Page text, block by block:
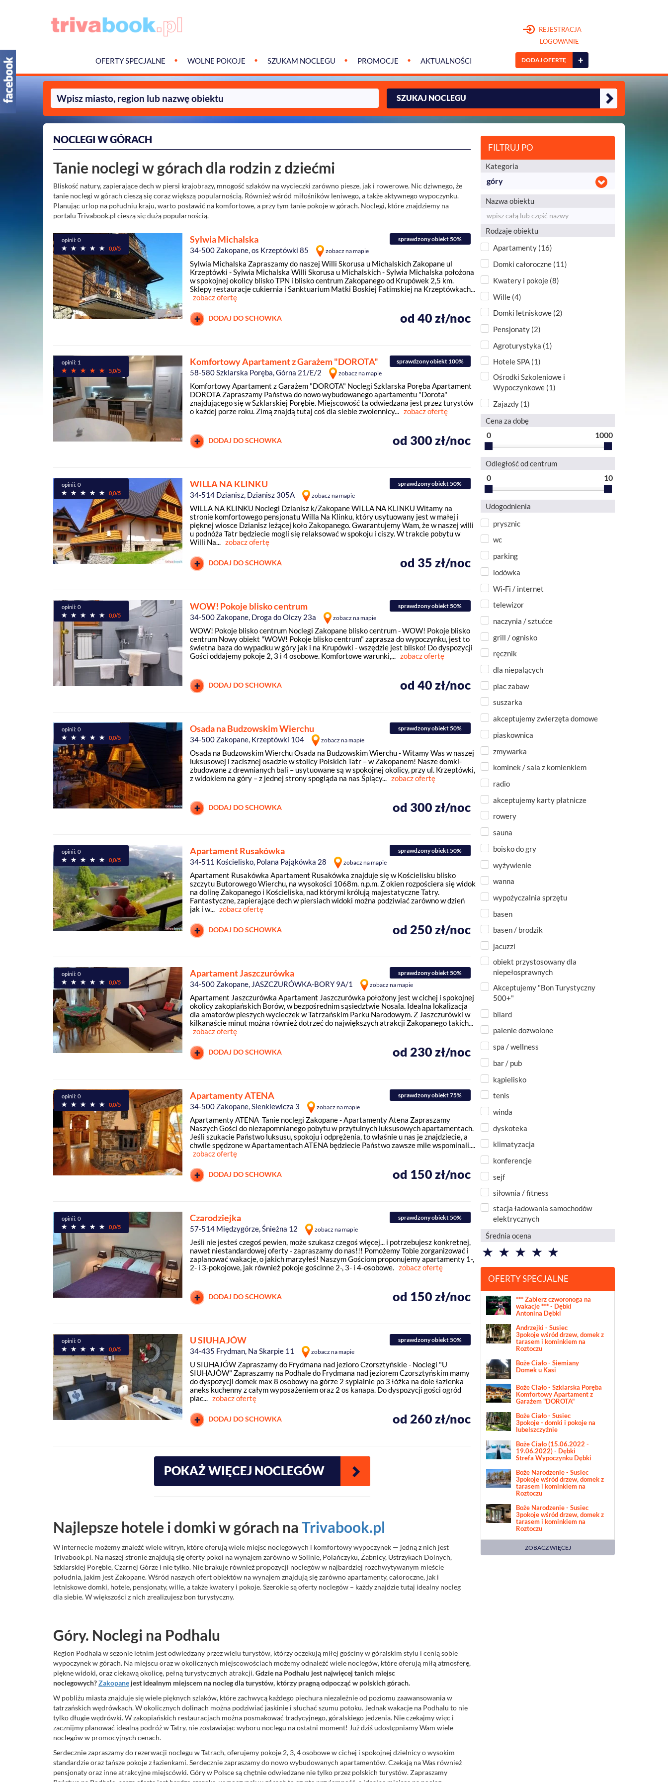
OFERTY SPECJALNE WOLNE POKOJE SZUKAM NOCLEGU PROMOCJE AKTUALNOŚCI
REJESTRACJA
LOGOWANIE
DODAJ OFERTĘ +
SZUKAJ NOCLEGU
NOCLEGI W GÓRACH
Tanie noclegi w górach dla rodzin z dziećmi
Bliskość natury, zapierające dech w piersi krajobrazy, mnogość szlaków na wycieczki zarówno piesze, jak i rowerowe. Nic dziwnego, że
tanie noclegi w górach cieszą się coraz większą popularnością. Również wśród miłośników leniwego, a także aktywnego wypoczynku.
Planując urlop na południu kraju, warto postawić na komfortowe, a przy tym tanie pokoje w górach. Noclegi, które znajdziemy na
portalu Trivabook.pl cieszą się dużą popularnością.
opinii: 0
0,0/5
Sylwia Michalska sprawdzony obiekt 50%
34-500 Zakopane, os Krzeptówki 85 zobacz na mapie
Sylwia Michalska Zapraszamy do naszej Willi Skorusa u Michalskich Zakopane ul
Krzeptówki - Sylwia Michalska Willi Skorusa u Michalskich - Sylwia Michalska położona
w spokojnej okolicy blisko TPN i blisko centrum Zakopanego od Krupówek 2,5 km.
Sklepy restauracje cukiernia i Sanktuarium Matki Boskiej Fatimskiej na Krzeptówkach...
zobacz ofertę
DODAJ DO SCHOWKA od 40 zł/noc
opinii: 1
5,0/5
Komfortowy Apartament z Garażem "DOROTA" sprawdzony obiekt 100%
58-580 Szklarska Poręba, Górna 21/E/2 zobacz na mapie
Komfortowy Apartament z Garażem "DOROTA" Noclegi Szklarska Poręba Apartament
DOROTA Zapraszamy Państwa do nowo wybudowanego apartamentu "Dorota"
znajdującego się w Szklarskiej Porębie. Miejscowość ta odwiedzana jest przez turystów
o każdej porze roku. Zimą znajdą tutaj coś dla siebie zwolennicy... zobacz ofertę
DODAJ DO SCHOWKA od 300 zł/noc
opinii: 0
0,0/5
WILLA NA KLINKU sprawdzony obiekt 50%
34-514 Dzianisz, Dzianisz 305A zobacz na mapie
WILLA NA KLINKU Noclegi Dzianisz k/Zakopane WILLA NA KLINKU Witamy na
stronie komfortowego pensjonatu Willa Na Klinku, który usytuowany jest w małej i
pięknej wiosce Dzianisz leżącej koło Zakopanego. Gwarantujemy Wam, że w naszej willi
u podnóża Tatr będziecie mogli się relaksować w spokoju i ciszy. W trakcie pobytu w
Willi Na... zobacz ofertę
DODAJ DO SCHOWKA od 35 zł/noc
opinii: 0
0,0/5
WOW! Pokoje blisko centrum sprawdzony obiekt 50%
34-500 Zakopane, Droga do Olczy 23a zobacz na mapie
WOW! Pokoje blisko centrum Noclegi Zakopane blisko centrum - WOW! Pokoje blisko
centrum Nowy obiekt "WOW! Pokoje blisko centrum" zaprasza do wypoczynku, jest to
świetna baza do wypadku w góry jak i na Krupówki - wszędzie jest blisko! Do dyspozycji
Gości oddajemy pokoje 2, 3 i 4 osobowe. Komfortowe warunki,... zobacz ofertę
DODAJ DO SCHOWKA od 40 zł/noc
opinii: 0
0,0/5
Osada na Budzowskim Wierchu sprawdzony obiekt 50%
34-500 Zakopane, Krzeptówki 104 zobacz na mapie
Osada na Budzowskim Wierchu Osada na Budzowskim Wierchu - Witamy Was w naszej
luksusowej i zacisznej osadzie w stolicy Polskich Tatr – w Zakopanem! Nasze domki-
zbudowane z drewnianych bali – usytuowane są w spokojnej okolicy, przy ul. Krzeptówki,
z widokiem na góry – z jednej strony spogląda na nas Śpiący... zobacz ofertę
DODAJ DO SCHOWKA od 300 zł/noc
opinii: 0
0,0/5
Apartament Rusakówka sprawdzony obiekt 50%
34-511 Kościelisko, Polana Pająkówka 28 zobacz na mapie
Apartament Rusakówka Apartament Rusakówka znajduje się w Kościelisku blisko
szczytu Butorowego Wierchu, na wysokości 1068m. n.p.m. Z okien rozpościera się widok
na dolinę Zakopanego i Kościeliska, nad którymi królują majestatyczne Tatry.
Fantastyczne, zapierające dech w piersiach widoki można podziwiać zarówno w dzień
jak i w... zobacz ofertę
DODAJ DO SCHOWKA od 250 zł/noc
opinii: 0
0,0/5
Apartament Jaszczurówka sprawdzony obiekt 50%
34-500 Zakopane, JASZCZURÓWKA-BORY 9A/1 zobacz na mapie
Apartament Jaszczurówka Apartament Jaszczurówka położony jest w cichej i spokojnej
okolicy zakopiańskich Borów, w bezpośrednim sąsiedztwie Nosala. Idealna lokalizacja
dla amatorów pieszych wycieczek w Tatrzańskim Parku Narodowym. Z Jaszczurówki w
kilkanaście minut można również dotrzeć do największych atrakcji Zakopanego takich...
zobacz ofertę
DODAJ DO SCHOWKA od 230 zł/noc
opinii: 0
0,0/5
Apartamenty ATENA sprawdzony obiekt 75%
34-500 Zakopane, Sienkiewicza 3 zobacz na mapie
Apartamenty ATENA Tanie noclegi Zakopane - Apartamenty Atena Zapraszamy
Naszych Gości do niezapomnianego pobytu w przytulnych luksusowych apartamentach.
Jeśli szukacie Państwo luksusu, spokoju i odprężenia, to właśnie u nas je znajdziecie, a
chwile spędzone w Apartamentach ATENA będziecie Państwo zawsze mile wspominali....
zobacz ofertę
DODAJ DO SCHOWKA od 150 zł/noc
opinii: 0
0,0/5
Czarodziejka sprawdzony obiekt 50%
57-514 Międzygórze, Śnieżna 12 zobacz na mapie
Jeśli nie jesteś czegoś pewien, może szukasz czegoś więcej... i potrzebujesz konkretnej,
nawet niestandardowej oferty - zapraszamy do nas!!! Pomożemy Tobie zorganizować i
zaplanować wakacje, o jakich marzyłeś! Naszym Gościom proponujemy apartamenty 1-,
2- i 3-pokojowe, jak również pokoje gościnne 2-, 3- i 4-osobowe. zobacz ofertę
DODAJ DO SCHOWKA od 150 zł/noc
opinii: 0
0,0/5
U SIUHAJÓW sprawdzony obiekt 50%
34-435 Frydman, Na Skarpie 11 zobacz na mapie
U SIUHAJÓW Zapraszamy do Frydmana nad jezioro Czorsztyńskie - Noclegi "U
SIUHAJÓW" Zapraszamy na Podhale do Frydmana nad jeziorem Czorsztyńskim mamy
do dyspozycji domek max 8 osobowy na górze 2 sypialnie po 3 łóżka na dole łazienka
aneks kuchenny z całym wyposażeniem oraz 2 os kanapa. Do dyspozycji gości ogród
plac... zobacz ofertę
DODAJ DO SCHOWKA od 260 zł/noc
POKAŻ WIĘCEJ NOCLEGÓW
Najlepsze hotele i domki w górach na Trivabook.pl
W internecie możemy znaleźć wiele witryn, które oferują wiele miejsc noclegowych i komfortowy wypoczynek — jedną z nich jest
Trivabook.pl. Na naszej stronie znajdują się oferty pokoi na wynajem zarówno w Solinie, Polańczyku, Żabnicy, Ustrzykach Dolnych,
Szklarskiej Porębie, Czarnej Górze i nie tylko. Nie brakuje również propozycji noclegów w najbardziej rozchwytywanym mieście
południa, jakim jest Zakopane. Wśród naszych ofert obiektów na wynajem znajdują się zarówno apartamenty, całoroczne, jak i
letniskowe domki, hotele, pensjonaty, wille, a także kwatery i pokoje. Szerokie sąoferty noclegów – każdy znajdzie tutaj idealny nocleg
dla siebie. W większości z nich zrealizujesz bon turystyczny.
Góry. Noclegi na Podhalu
Region Podhala w sezonie letnim jest odwiedzany przez wielu turystów, którzy oczekują miłej gościny w góralskim stylu i cenią sobie
wypoczynek w górach. Na miejscu oraz w okolicznych miejscowościach możemy odnaleźć wiele noclegów, które oferują miłą atmosferę,
piękne widoki, oraz ciekawą okolicę, pełną turystycznych atrakcji.Gdzie na Podhalu jest najwięcej tanich miejsc
noclegowych?Zakopane jest idealnym miejscem na nocleg dla turystów, którzy pragną odpocząć w polskich górach.
W pobliżu miasta znajduje się wiele pięknych szlaków, które zachwycą każdego piechura niezależnie od poziomu zaawansowania w
tatrzańskich wędrówkach. W okolicznych dolinach można podziwiać jaskinie i słuchać szumu potoku. Jednak wakacje na Podhalu to nie
tylko długie wędrówki. W zakopiańskich restauracjach można posmakować tradycyjnego, góralskiego jedzenia. Nie czekajmy więc i
zacznijmy planować idealną podróż w Tatry, nie zostawiając wyboru noclegu na ostatni moment! Już dziś udostępniamy Wam wiele
noclegów w promocyjnych cenach.
Serdecznie zapraszamy do rezerwacji noclegu w Tatrach, oferujemy pokoje 2, 3, 4 osobowe w cichej i spokojnej dzielnicy o wysokim
standardzie oraz tańsze pokoje z łazienkami. Serdecznie zapraszamy do nowo wybudowanych apartamentów. Czekają na Was również
pensjonaty oraz inne atrakcyjne miejscówki. Góry w Polsce są chętnie odwiedzane nie tylko przez polskich turystów. Zapraszamy
FILTRUJ PO
Kategoria
góry
Nazwa obiektu
Rodzaje obiektu
Apartamenty (16)
Domki całoroczne (11)
Kwatery i pokoje (8)
Wille (4)
Domki letniskowe (2)
Pensjonaty (2)
Agroturystyka (1)
Hotele SPA (1)
Ośrodki Szkoleniowe i
Wypoczynkowe (1)
Zajazdy (1)
Cena za dobę
0 1000
Odległość od centrum
0 10
Udogodnienia
prysznic
wc
parking
lodówka
Wi-Fi / internet
telewizor
naczynia / sztućce
grill / ognisko
ręcznik
dla niepalących
plac zabaw
suszarka
akceptujemy zwierzęta domowe
piaskownica
zmywarka
kominek / sala z komienkiem
radio
akceptujemy karty płatnicze
rowery
sauna
boisko do gry
wyżywienie
wanna
wypożyczalnia sprzętu
basen
basen / brodzik
jacuzzi
obiekt przystosowany dla
niepełosprawnych
Akceptujemy "Bon Turystyczny
500+"
bilard
palenie dozwolone
spa / wellness
bar / pub
kąpielisko
tenis
winda
dyskoteka
klimatyzacja
konferencje
sejf
siłownia / fitness
stacja ładowania samochodów
elektrycznych
Średnia ocena
OFERTY SPECJALNE
*** Zabierz czworonoga na
wakacje *** - Dębki
Antonina Dębki
Andrzejki - Susiec
3pokoje wśród drzew, domek z
tarasem i kominkiem na
Roztoczu
Boże Ciało - Siemiany
Domek u Kasi
Boże Ciało - Szklarska Poręba
Komfortowy Apartament z
Garażem "DOROTA"
Boże Ciało - Susiec
3pokoje - domki i pokoje na
lubelszczyźnie
Boże Ciało (15.06.2022 -
19.06.2022) - Dębki
Strefa Wypoczynku Dębki
Boże Narodzenie - Susiec
3pokoje wśród drzew, domek z
tarasem i kominkiem na
Roztoczu
Boże Narodzenie - Susiec
3pokoje wśród drzew, domek z
tarasem i kominkiem na
Roztoczu
ZOBACZ WIĘCEJ